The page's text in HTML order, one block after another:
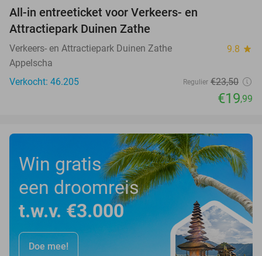
All-in entreeticket voor Verkeers- en
Attractiepark Duinen Zathe
Verkeers- en Attractiepark Duinen Zathe 9.8 star
Appelscha
Verkocht: 46.205
Regulier €23,50
€19,99
Win gratis
een droomreis
t.w.v. €3.000
Doe mee!